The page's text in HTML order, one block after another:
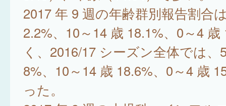
2017 年 9 週の年齢群別報告割合
2.2%、10～14 歳 18.1%、0～4 歳
く、2016/17 シーズン全体では、
8%、10～14 歳 18.6%、0～4 歳
った。